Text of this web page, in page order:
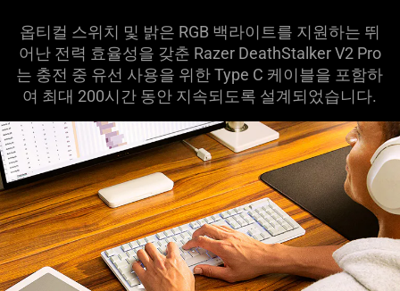
옵티컬 스위치 및 밝은 RGB 백라이트를 지원하는 뛰
어난 전력 효율성을 갖춘 Razer DeathStalker V2 Pro
는 충전 중 유선 사용을 위한 Type C 케이블을 포함하
여 최대 200시간 동안 지속되도록 설계되었습니다.